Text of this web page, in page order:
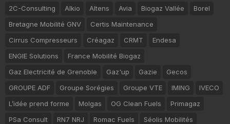
2C-Consulting Alkio Altens Avia Biogaz Vallée
Borel
Bretagne Mobilité GNV
Certis Maintenance
Cirrus Compresseurs
Créagaz CRMT
Endesa
ENGIE Solutions
France Mobilité Biogaz
Gaz Electricité de Grenoble
Gaz'up Gazie
Gecos
GROUPE ADF
Groupe Sorégies Groupe VTE IMING
IVECO
L’idée prend forme
Molgas OG Clean Fuels
Primagaz
PSa Consult
RN7 NRJ Romac Fuels
Séolis Mobilités